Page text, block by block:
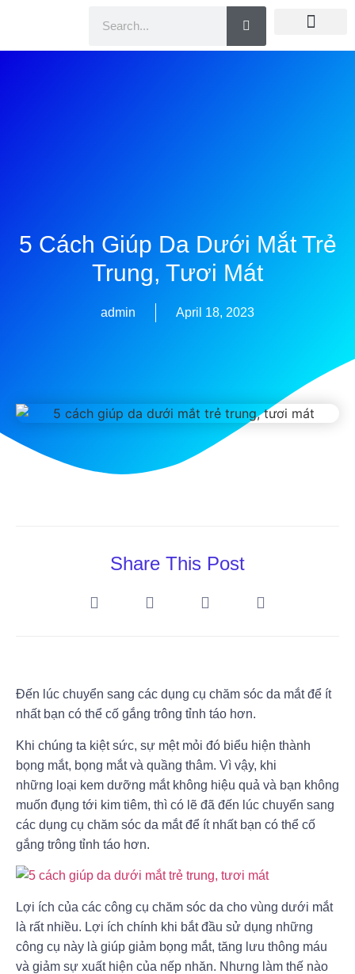
5 Cách Giúp Da Dưới Mắt Trẻ
Trung, Tươi Mát
admin April 18, 2023
Share This Post
Đến lúc chuyển sang các dụng cụ chăm sóc da mắt để ít
nhất bạn có thể cố gắng trông tỉnh táo hơn.
Khi chúng ta kiệt sức, sự mệt mỏi đó biểu hiện thành
bọng mắt, bọng mắt và quầng thâm. Vì vậy, khi
những loại kem dưỡng mắt không hiệu quả và bạn không
muốn đụng tới kim tiêm, thì có lẽ đã đến lúc chuyển sang
các dụng cụ chăm sóc da mắt để ít nhất bạn có thể cố
gắng trông tỉnh táo hơn.
Lợi ích của các công cụ chăm sóc da cho vùng dưới mắt
là rất nhiều. Lợi ích chính khi bắt đầu sử dụng những
công cụ này là giúp giảm bọng mắt, tăng lưu thông máu
và giảm sự xuất hiện của nếp nhăn. Nhưng làm thế nào